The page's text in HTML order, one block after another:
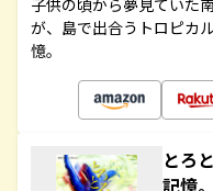
子供の頃から夢見ていた
が、島で出合うトロピカ
憶。
とろ
記憶